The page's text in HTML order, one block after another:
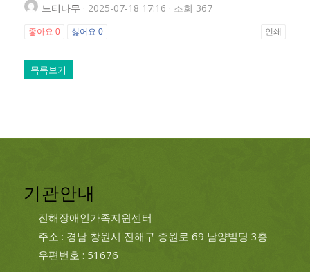
느티나무 · 2025-07-18 17:16 · 조회 367
좋아요 0 싫어요 0 인쇄
목록보기
기관안내
진해장애인가족지원센터
주소 : 경남 창원시 진해구 중원로 69 남양빌딩 3층
우편번호 : 51676